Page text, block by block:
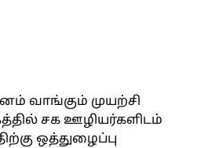
வாங்கும் முயற்சி
சக ஊழியர்களிடம்
ஒத்துழைப்பு